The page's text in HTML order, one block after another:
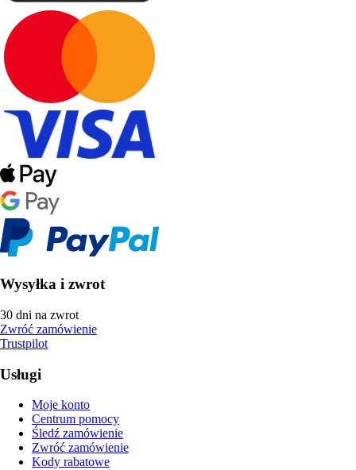
Wysyłka i zwrot
30 dni na zwrot
Zwróć zamówienie
Trustpilot
Usługi
Moje konto
Centrum pomocy
Śledź zamówienie
Zwróć zamówienie
Kody rabatowe